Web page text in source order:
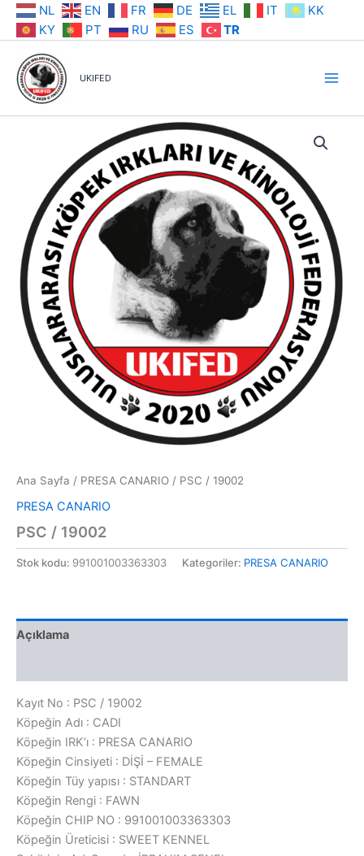
İçeriğe NL EN FR DE EL IT
KK
KY
PT RU ES TR
UKIFED
Ana Sayfa / PRESA CANARIO / PSC / 19002
PRESA CANARIO
PSC / 19002
Stok kodu: 991001003363303 Kategoriler: PRESA CANARIO
Açıklama
Kayıt No : PSC / 19002
Köpeğin Adı : CADI
Köpeğin IRK’ı : PRESA CANARIO
Köpeğin Cinsiyeti : DİŞİ – FEMALE
Köpeğin Tüy yapısı : STANDART
Köpeğin Rengi : FAWN
Köpeğin CHIP NO : 991001003363303
Köpeğin Üreticisi : SWEET KENNEL